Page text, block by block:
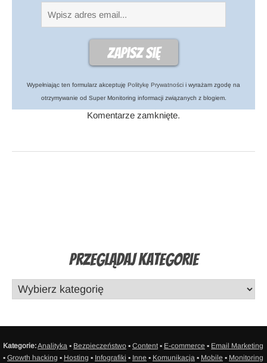
Wypełniając ten formularz akceptuję Politykę Prywatności i wyrażam zgodę na
otrzymywanie od Super Monitoring informacji związanych z blogiem.
Komentarze zamknięte.
Przeglądaj Kategorie
Kategorie:Analityka ▪ Bezpieczeństwo ▪ Content ▪ E-commerce ▪ Email Marketing
▪ Growth hacking ▪ Hosting ▪ Infografiki ▪ Inne ▪ Komunikacja ▪ Mobile ▪ Monitoring